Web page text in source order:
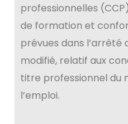
professionnelles
de formation et
prévues dans l’arrêté
modifié, relatif aux
titre professionnel du
l’emploi.